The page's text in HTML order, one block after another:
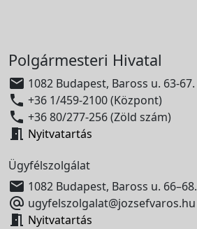
Polgármesteri Hivatal
 1082 Budapest, Baross u. 63-67.
 +36 1/459-2100 (Központ)
 +36 80/277-256 (Zöld szám)
 Nyitvatartás
Ügyfélszolgálat
 1082 Budapest, Baross u. 66–68.
 ugyfelszolgalat@jozsefvaros.hu
 Nyitvatartás